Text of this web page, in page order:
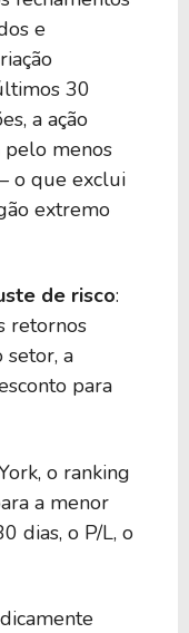
e
30
a ação
menos
o que exclui
extremo
de risco:
retornos
a
para
o ranking
a menor
dias, o P/L, o